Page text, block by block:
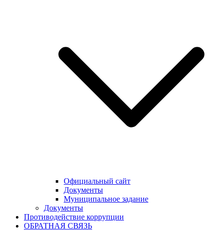
Официальный сайт
Документы
Муниципальное задание
Документы
Противодействие коррупции
ОБРАТНАЯ СВЯЗЬ